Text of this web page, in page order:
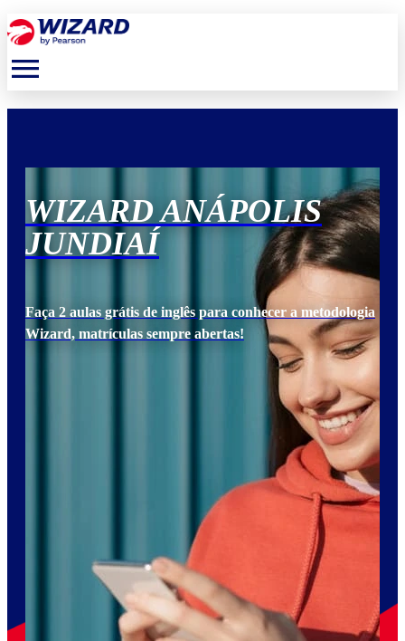
menu
WIZARD ANÁPOLIS
JUNDIAÍ
Faça 2 aulas grátis de inglês para conhecer a metodologia
Wizard, matrículas sempre abertas!